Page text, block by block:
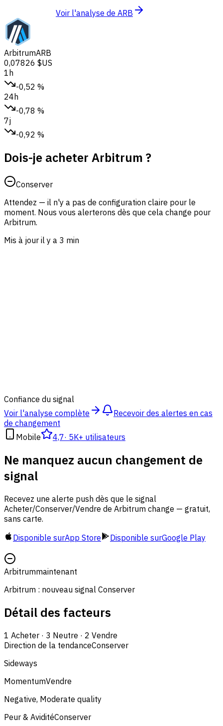
Voir l'analyse de ARB
ArbitrumARB
0,07826 $US
1h
-0,52 %
24h
-0,78 %
7j
-0,92 %
Dois-je acheter Arbitrum ?
Conserver
Attendez — il n'y a pas de configuration claire pour le
moment. Nous vous alerterons dès que cela change pour
Arbitrum.
Mis à jour il y a 3 min
Confiance du signal
Voir l'analyse complète
Recevoir des alertes en cas
de changement
Mobile
4,7· 5K+ utilisateurs
Ne manquez aucun changement de
signal
Recevez une alerte push dès que le signal
Acheter/Conserver/Vendre de Arbitrum change — gratuit,
sans carte.
Disponible surApp Store Disponible surGoogle Play
Arbitrummaintenant
Arbitrum : nouveau signal Conserver
Détail des facteurs
1 Acheter · 3 Neutre · 2 Vendre
Direction de la tendanceConserver
Sideways
MomentumVendre
Negative, Moderate quality
Peur & AviditéConserver